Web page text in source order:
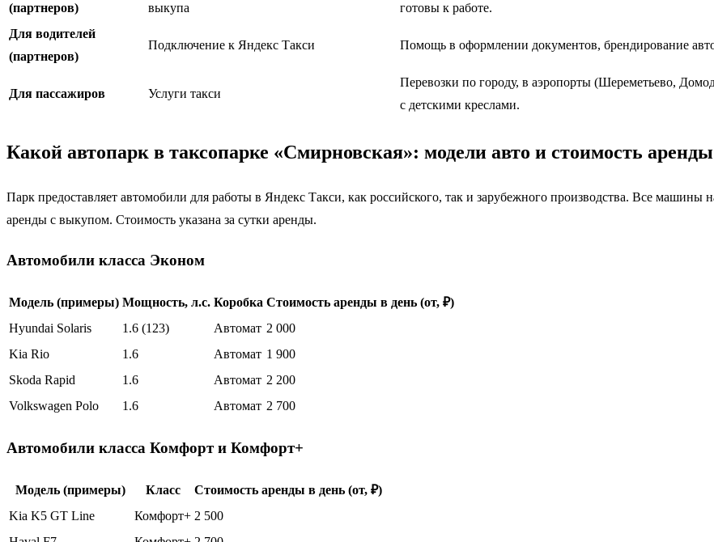
(партнеров)
выкупа
готовы к работе.
Для водителей
(партнеров)
Подключение к Яндекс Такси Помощь в оформлении документов, брендирование
Для пассажиров Услуги такси
Перевозки по городу, в аэропорты (Шереметьево,
с детскими креслами.
Какой автопарк в таксопарке «Смирновская»: модели авто и стоимость
Парк предоставляет автомобили для работы в Яндекс Такси, как российского, так и зарубежного производства. Все машины
аренды с выкупом. Стоимость указана за сутки аренды.
Автомобили класса Эконом
Модель (примеры) Мощность, л.с. Коробка Стоимость аренды в день (от, ₽)
Hyundai Solaris
1.6 (123) Автомат 2 000
Kia Rio
1.6 Автомат 1 900
Skoda Rapid
1.6 Автомат 2 200
Volkswagen Polo
1.6 Автомат 2 700
Автомобили класса Комфорт и Комфорт+
Модель (примеры) Класс
Стоимость аренды в день (от, ₽)
Kia K5 GT Line
Комфорт+ 2 500